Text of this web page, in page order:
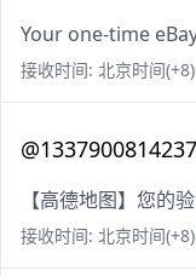
Your one-time
接收时间: 北京时间
【高德地图】您的
接收时间: 北京时间